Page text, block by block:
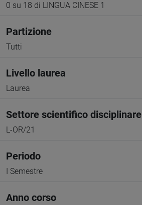
0 su 18 di LINGUA CINESE 1
Partizione
Tutti
Livello laurea
Laurea
Settore scientifico disciplinare
L-OR/21
Periodo
I Semestre
Anno corso